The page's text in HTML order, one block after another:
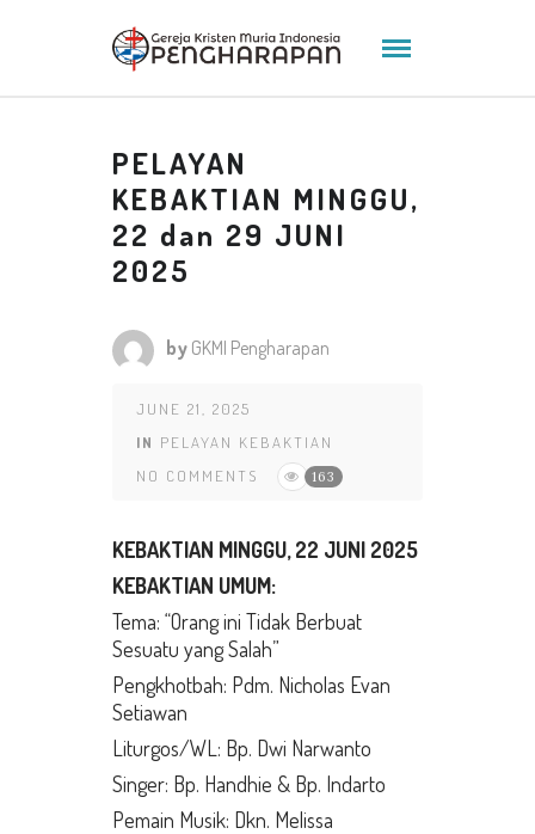
PELAYAN
KEBAKTIAN MINGGU,
22 dan 29 JUNI
2025
by GKMI Pengharapan
JUNE 21, 2025
IN PELAYAN KEBAKTIAN
NO COMMENTS
163
KEBAKTIAN MINGGU, 22 JUNI 2025
KEBAKTIAN UMUM:
Tema: “Orang ini Tidak Berbuat
Sesuatu yang Salah”
Pengkhotbah: Pdm. Nicholas Evan
Setiawan
Liturgos/WL: Bp. Dwi Narwanto
Singer: Bp. Handhie & Bp. Indarto
Pemain Musik: Dkn. Melissa